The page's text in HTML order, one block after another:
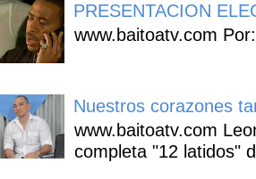
PRESENTACION
www.baitoatv.com
Nuestros corazones
www.baitoatv.com
completa "12 latidos"